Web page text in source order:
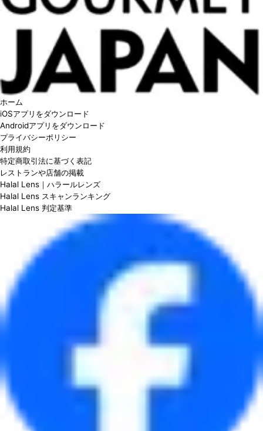
ホーム
iOSアプリをダウンロード
Androidアプリをダウンロード
プライバシーポリシー
利用規約
特定商取引法に基づく表記
レストランや店舗の掲載
Halal Lens｜ハラールレンズ
Halal Lens スキャンランキング
Halal Lens 判定基準